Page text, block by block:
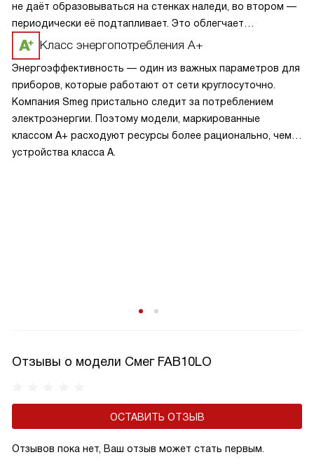
не даёт образовываться на стенках наледи, во втором —
периодически её подтапливает. Это облегчает
эксплуатацию.
Класс энергопотребления А+
Энергоэффективность — один из важных параметров для
приборов, которые работают от сети круглосуточно.
Компания Smeg пристально следит за потреблением
электроэнергии. Поэтому модели, маркированные
классом A+ расходуют ресурсы более рационально, чем
устройства класса A.
Отзывы о модели Смег FAB10LO
ОСТАВИТЬ ОТЗЫВ
Отзывов пока нет, Ваш отзыв может стать первым.